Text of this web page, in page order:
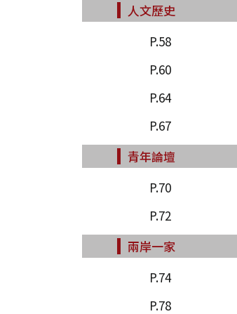
人文歷史
P.58
P.60
P.64
P.67
青年論壇
P.70
P.72
兩岸一家
P.74
P.78